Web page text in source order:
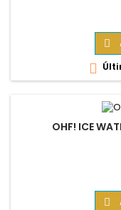


OHF! ICE
